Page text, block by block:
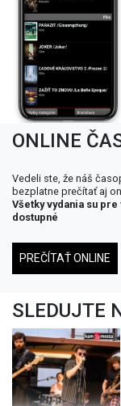
ONLINE
Vedeli ste, že náš
bezplatne prečítať aj
Všetky vydania su pre
dostupné
PREČÍTAŤ ONLINE
SLEDUJTE